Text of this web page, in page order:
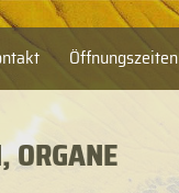
Öffnungszeiten
ORGANE